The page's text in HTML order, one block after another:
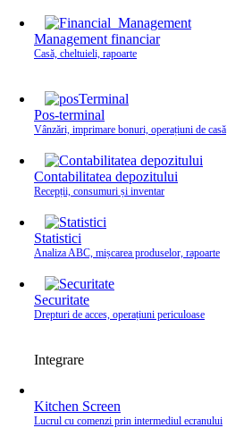
Management financiar
Casă, cheltuieli, rapoarte
Pos-terminal
Vânzări, imprimare bonuri, operațiuni de casă
Contabilitatea depozitului
Recepții, consumuri și inventar
Statistici
Analiza ABC, mișcarea produselor, rapoarte
Securitate
Drepturi de acces, operațiuni periculoase
Integrare
Kitchen Screen
Lucrul cu comenzi prin intermediul ecranului